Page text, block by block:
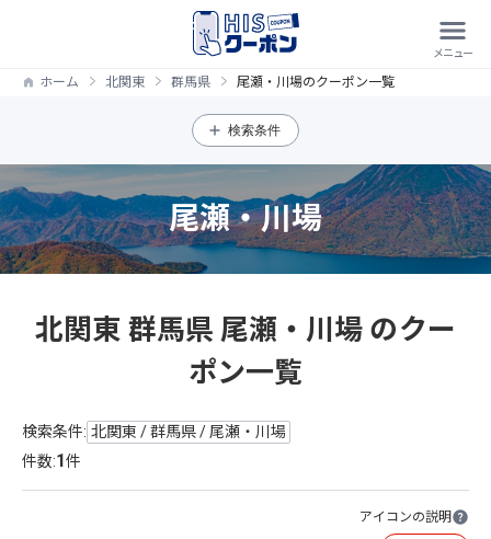
ホーム 北関東 群馬県 尾瀬・川場のクーポン一覧
検索条件
尾瀬・川場
北関東 群馬県 尾瀬・川場 のクー
ポン一覧
検索条件: 北関東 / 群馬県 / 尾瀬・川場
件数:1件
アイコンの説明